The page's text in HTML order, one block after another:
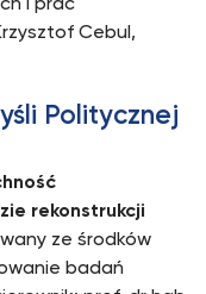
i prac
Cebul,
Politycznej
rekonstrukcji
ze środków
badań